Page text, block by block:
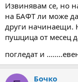
Извинявам се, но
на БАФТ ли може
други начинаещи.
пушцица от месец
погледат и
Бочко